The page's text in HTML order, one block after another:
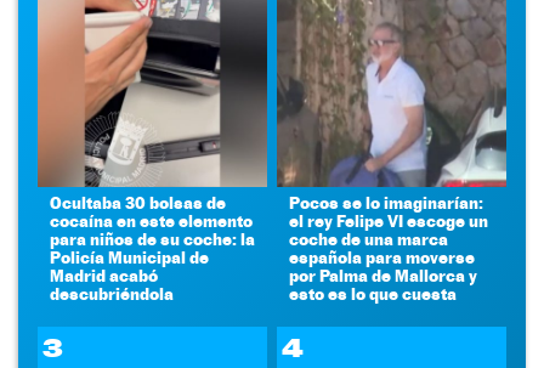
Ocultaba 30 bolsas de
cocaína en este elemento
para niños de su coche: la
Policía Municipal de
Madrid acabó
descubriéndola
Pocos se lo imaginarían:
el rey Felipe VI escoge un
coche de una marca
española para moverse
por Palma de Mallorca y
esto es lo que cuesta
3 4